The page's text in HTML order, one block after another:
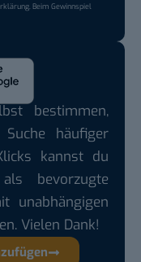
. Beim Gewinnspiel
bestimmen,
häufiger
kannst du
bevorzugte
unabhängigen
Vielen Dank!